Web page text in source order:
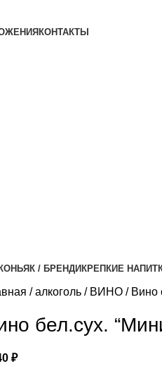
КОНТАКТЫ
/ БРЕНДИКРЕПКИЕ
алкоголь ВИНО Вино
бел.сух.
₽